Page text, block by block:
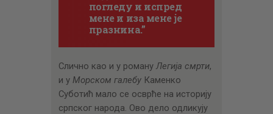
погледу и испред
мене и иза мене је
празнина.”
Слично као и у роману Легија смрти,
и у Морском галебуКаменко
Суботић мало се осврће на историју
српског народа. Ово дело одликују